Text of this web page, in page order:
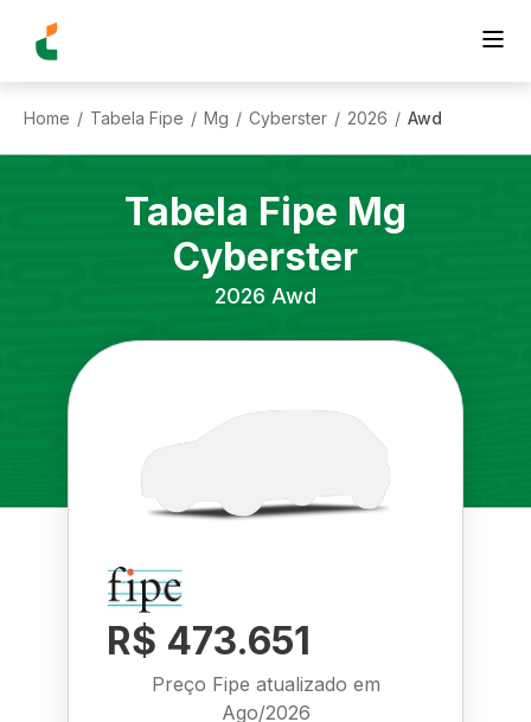
Home / Tabela Fipe / Mg / Cyberster / 2026 / Awd
Tabela Fipe Mg
Cyberster
2026 Awd
R$ 473.651
Preço Fipe atualizado em
Ago/2026